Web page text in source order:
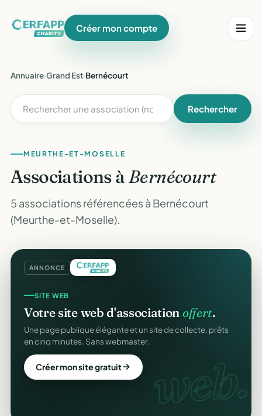
Créer mon compte
Annuaire›Grand Est›Bernécourt
Rechercher
MEURTHE-ET-MOSELLE
Associations àBernécourt
5 associations référencées à Bernécourt
(Meurthe-et-Moselle).
ANNONCE
web.
SITE WEB
Votre site web d'association offert.
Une page publique élégante et un site de collecte, prêts
en cinq minutes. Sans webmaster.
Créer mon site gratuit